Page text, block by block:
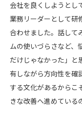
会社を良くしようとし
業務リーダーとして研
合わせました。話して
ムの使いづらさなど、
だけじゃなかった」と
有しながら方向性を確
する文化があるからこ
きな改善へ進めている